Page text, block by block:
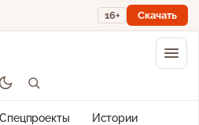
16+ Скачать
Спецпроекты Истории